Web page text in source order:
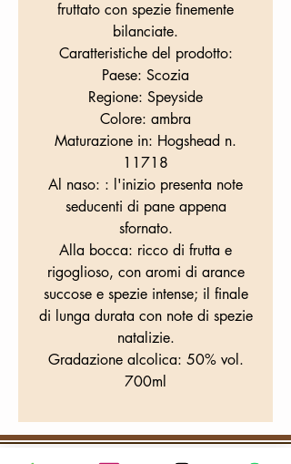
fruttato con spezie finemente
bilanciate.
Caratteristiche del prodotto:
Paese: Scozia
Regione: Speyside
Colore: ambra
Maturazione in: Hogshead n.
11718
Al naso: : l'inizio presenta note
seducenti di pane appena
sfornato.
Alla bocca: ricco di frutta e
rigoglioso, con aromi di arance
succose e spezie intense; il finale
di lunga durata con note di spezie
natalizie.
Gradazione alcolica: 50% vol.
700ml